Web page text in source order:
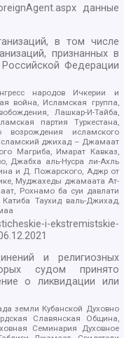
данные
в том числе
признанных в
Федерации
народов Ичкерии и
война, Исламская группа,
Лашкар-И-Тайба,
партия Туркестана,
возрождения исламского
джихад – Джамаат
Магриба, Имарат Кавказ,
Джабха аль-Нусра ли-Ахль
и Д. Пожарского, Аджр от
Муджахеды джамаата Ат-
Рохнамо ба суи давлати
Таухид валь-Джихад,
i-ekstremistskie-
и религиозных
судом принято
о ликвидации или
земли Кубанской Духовно
Славянская Община,
Семинария Духовное